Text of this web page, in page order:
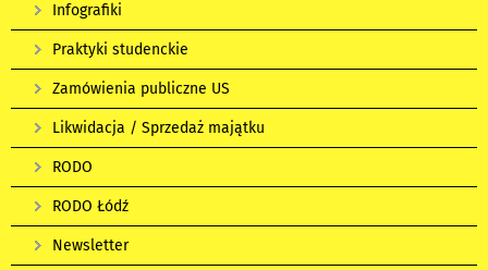
Infografiki
Praktyki studenckie
Zamówienia publiczne US
Likwidacja / Sprzedaż majątku
RODO
RODO Łódź
Newsletter